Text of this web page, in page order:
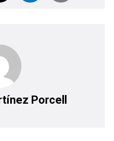
Porcell